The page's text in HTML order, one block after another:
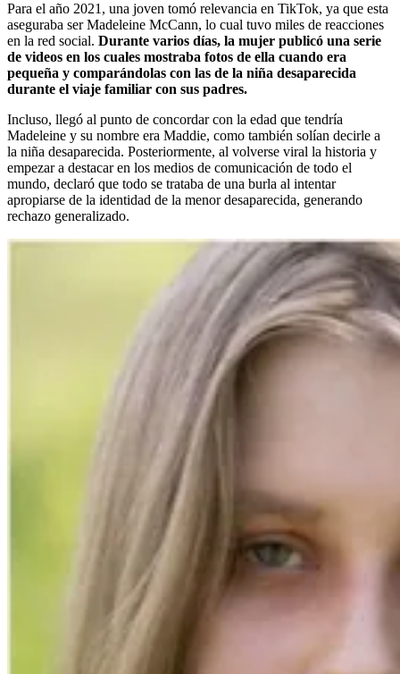
Para el año 2021, una joven tomó relevancia en TikTok, ya que esta
aseguraba ser Madeleine McCann, lo cual tuvo miles de reacciones
en la red social. Durante varios días, la mujer publicó una serie
de videos en los cuales mostraba fotos de ella cuando era
pequeña y comparándolas con las de la niña desaparecida
durante el viaje familiar con sus padres.
Incluso, llegó al punto de concordar con la edad que tendría
Madeleine y su nombre era Maddie, como también solían decirle a
la niña desaparecida. Posteriormente, al volverse viral la historia y
empezar a destacar en los medios de comunicación de todo el
mundo, declaró que todo se trataba de una burla al intentar
apropiarse de la identidad de la menor desaparecida, generando
rechazo generalizado.